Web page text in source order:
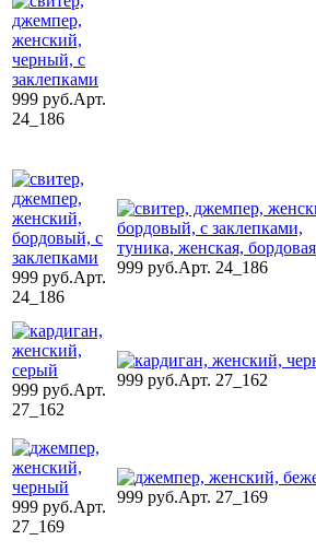
999 руб.Арт.
24_186
999 руб.Арт.
24_186
999 руб.Арт. 24_186
999 руб.Арт.
27_162
999 руб.Арт. 27_162
999 руб.Арт.
27_169
999 руб.Арт. 27_169